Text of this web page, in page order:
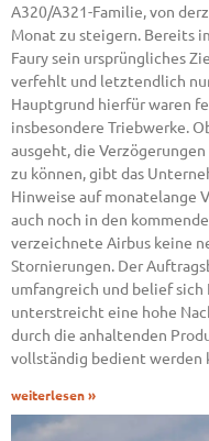
A320/A321-Familie, von
Monat zu steigern. Bereits
Faury sein ursprüngliches
verfehlt und letztendlich
Hauptgrund hierfür waren
insbesondere Triebwerke.
ausgeht, die
zu können, gibt das
Hinweise auf monatelange
auch noch in den
verzeichnete Airbus keine
Stornierungen. Der
umfangreich und belief sich
unterstreicht eine hohe
durch die anhaltenden
vollständig bedient werden
weiterlesen »